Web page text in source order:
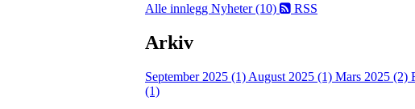
Alle innlegg Nyheter (10) RSS
Arkiv
September 2025 (1) August 2025 (1) Mars 2025 (2)
(1)